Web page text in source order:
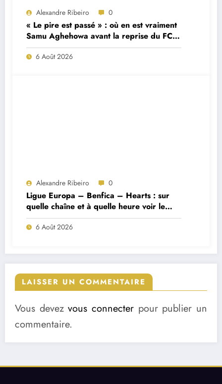
Alexandre Ribeiro 0
« Le pire est passé » : où en est vraiment
Samu Aghehowa avant la reprise du FC
Porto ?
6 Août 2026
Alexandre Ribeiro 0
Ligue Europa – Benfica – Hearts : sur
quelle chaîne et à quelle heure voir le
match ?
6 Août 2026
LAISSER UN COMMENTAIRE
Vous devezvous connecter pour publier un
commentaire.